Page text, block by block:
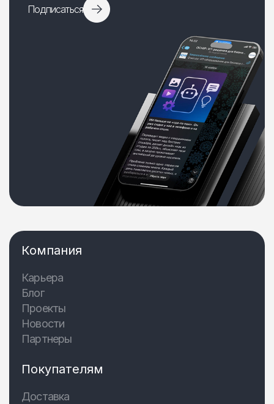
Подписаться
Компания
Карьера
Блог
Проекты
Новости
Партнеры
Покупателям
Доставка